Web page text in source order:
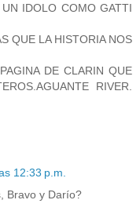
IDOLO COMO GATTI
QUE LA HISTORIA NOS
DE CLARIN QUE
RIVER.
12:33 p.m.
Bravo y Darío?